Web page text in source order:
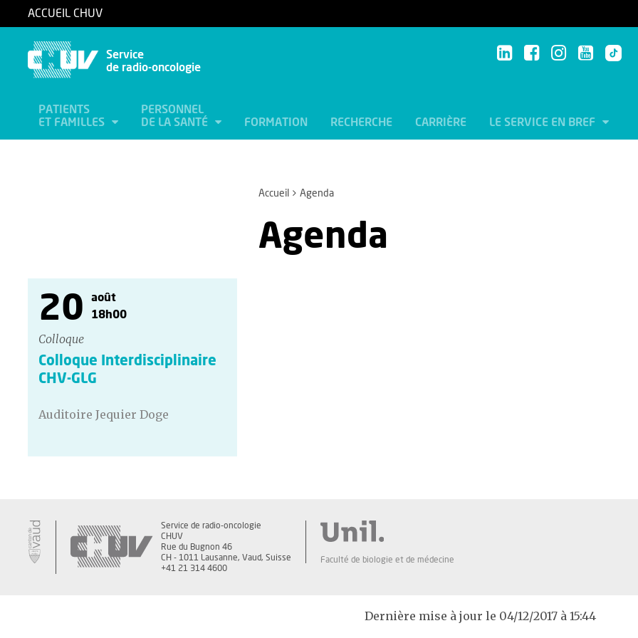
ACCUEIL CHUV
Service
de radio-oncologie
PATIENTS
ET FAMILLES
PERSONNEL
DE LA SANTÉ
FORMATION RECHERCHE CARRIÈRE LE SERVICE EN BREF
Accueil Agenda
Agenda
20
août
18h00
Colloque
Colloque Interdisciplinaire
CHV-GLG
Auditoire Jequier Doge
Service de radio-oncologie
CHUV
Rue du Bugnon 46
CH - 1011 Lausanne, Vaud, Suisse
+41 21 314 4600
Faculté de biologie et de médecine
Dernière mise à jour le 04/12/2017 à 15:44